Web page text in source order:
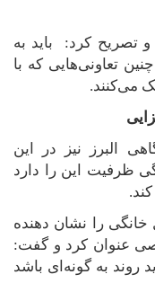
و تصریح کرد: باید به
تعاونی‌هایی که با
می‌کنند.
البرز نیز در این
ظرفیت این را دارد
.
خانگی را نشان دهنده
عنوان کرد و گفت:
روند به گونه‌ای باشد